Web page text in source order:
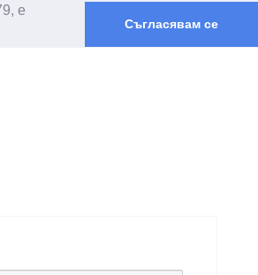
е
Съгласявам се